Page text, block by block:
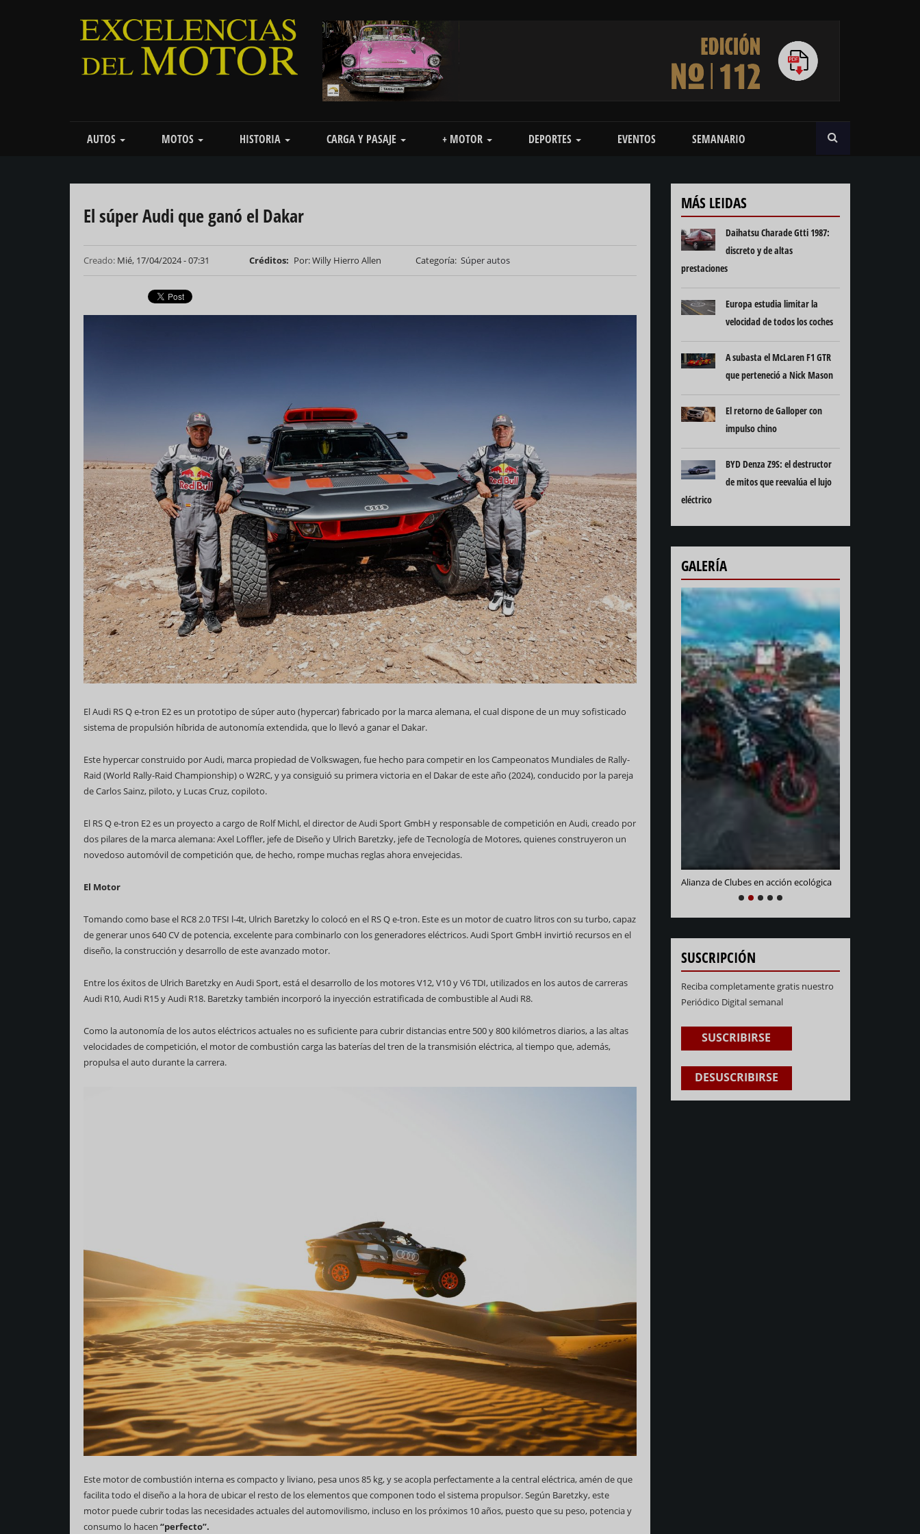
Main
navigation
AUTOS MOTOS HISTORIA CARGA Y PASAJE + MOTOR DEPORTES EVENTOS SEMANARIO
El súper Audi que ganó el Dakar
Creado: Mié, 17/04/2024 - 07:31 Créditos Por: Willy Hierro Allen Categoría Súper autos
El Audi RS Q e-tron E2 es un prototipo de súper auto (hypercar) fabricado por la marca alemana, el cual dispone de un muy sofisticado
sistema de propulsión híbrida de autonomía extendida, que lo llevó a ganar el Dakar.
Este hypercar construido por Audi, marca propiedad de Volkswagen, fue hecho para competir en los Campeonatos Mundiales de Rally-
Raid (World Rally-Raid Championship) o W2RC, y ya consiguió su primera victoria en el Dakar de este año (2024), conducido por la pareja
de Carlos Sainz, piloto, y Lucas Cruz, copiloto.
El RS Q e-tron E2 es un proyecto a cargo de Rolf Michl, el director de Audi Sport GmbH y responsable de competición en Audi, creado por
dos pilares de la marca alemana: Axel Loffler, jefe de Diseño y Ulrich Baretzky, jefe de Tecnología de Motores, quienes construyeron un
novedoso automóvil de competición que, de hecho, rompe muchas reglas ahora envejecidas.
El Motor
Tomando como base el RC8 2.0 TFSI l-4t, Ulrich Baretzky lo colocó en el RS Q e-tron. Este es un motor de cuatro litros con su turbo, capaz
de generar unos 640 CV de potencia, excelente para combinarlo con los generadores eléctricos. Audi Sport GmbH invirtió recursos en el
diseño, la construcción y desarrollo de este avanzado motor.
Entre los éxitos de Ulrich Baretzky en Audi Sport, está el desarrollo de los motores V12, V10 y V6 TDI, utilizados en los autos de carreras
Audi R10, Audi R15 y Audi R18. Baretzky también incorporó la inyección estratificada de combustible al Audi R8.
Como la autonomía de los autos eléctricos actuales no es suficiente para cubrir distancias entre 500 y 800 kilómetros diarios, a las altas
velocidades de competición, el motor de combustión carga las baterías del tren de la transmisión eléctrica, al tiempo que, además,
propulsa el auto durante la carrera.
Este motor de combustión interna es compacto y liviano, pesa unos 85 kg, y se acopla perfectamente a la central eléctrica, amén de que
facilita todo el diseño a la hora de ubicar el resto de los elementos que componen todo el sistema propulsor. Según Baretzky, este
motor puede cubrir todas las necesidades actuales del automovilismo, incluso en los próximos 10 años, puesto que su peso, potencia y
consumo lo hacen “perfecto”.
MÁS LEIDAS
Daihatsu Charade Gtti 1987:
discreto y de altas
prestaciones
Europa estudia limitar la
velocidad de todos los coches
A subasta el McLaren F1 GTR
que perteneció a Nick Mason
El retorno de Galloper con
impulso chino
BYD Denza Z9S: el destructor
de mitos que reevalúa el lujo
eléctrico
GALERÍA
69 Campeonato Mundial WCC
(Fihav) 2023
Alianza de Clubes en acción ecológica
PREVIOUS
SUSCRIPCIÓN
Reciba completamente gratis nuestro
Periódico Digital semanal
SUSCRIBIRSE
DESUSCRIBIRSE